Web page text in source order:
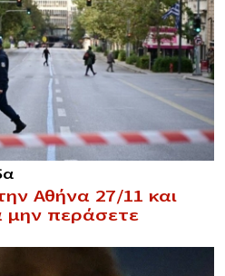
Αθήνα 27/11 και
μην περάσετε